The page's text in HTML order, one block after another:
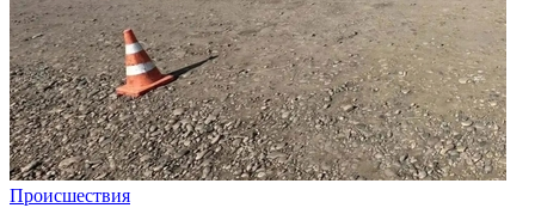
Происшествия